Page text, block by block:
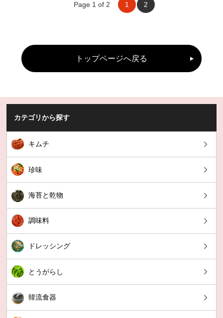
Page 1 of 2 1 2
トップページへ戻る
カテゴリから探す
キムチ
珍味
海苔と乾物
調味料
ドレッシング
とうがらし
韓流食器